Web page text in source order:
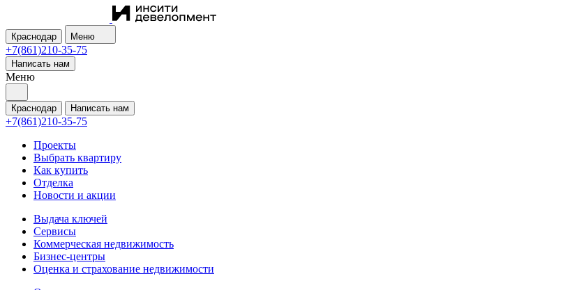
Краснодар Меню
+7(861)210-35-75
Написать нам
Меню
Краснодар Написать нам
+7(861)210-35-75
Проекты
Выбрать квартиру
Как купить
Отделка
Новости и акции
Выдача ключей
Сервисы
Коммерческая недвижимость
Бизнес-центры
Оценка и страхование недвижимости